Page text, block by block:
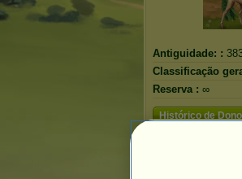
Antiguidade: :
Classificação
Reserva : ∞
Histórico de